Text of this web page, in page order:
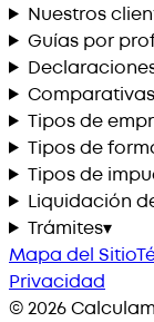
Nuestros
Guías por
Tipos de
Tipos de
Tipos de
Liquidación
Trámites▾
Mapa del Sitio
Privacidad
©2026